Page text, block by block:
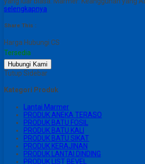
selengkapnya
Share This :
Harga Hubungi CS
Tersedia
Hubungi Kami
Tutup Sidebar
Kategori Produk
Lantai Marmer
PRODUK ANEKA TERASO
PRODUK BATU FOSIL
PRODUK BATU KALI
PRODUK BATU SIKAT
PRODUK KERAJINAN
PRODUK LANTAI DINDING
PRODUK LIST BEVEL